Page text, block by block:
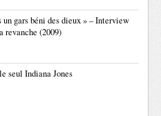
gars béni des dieux » – Interview
revanche (2009)
seul Indiana Jones